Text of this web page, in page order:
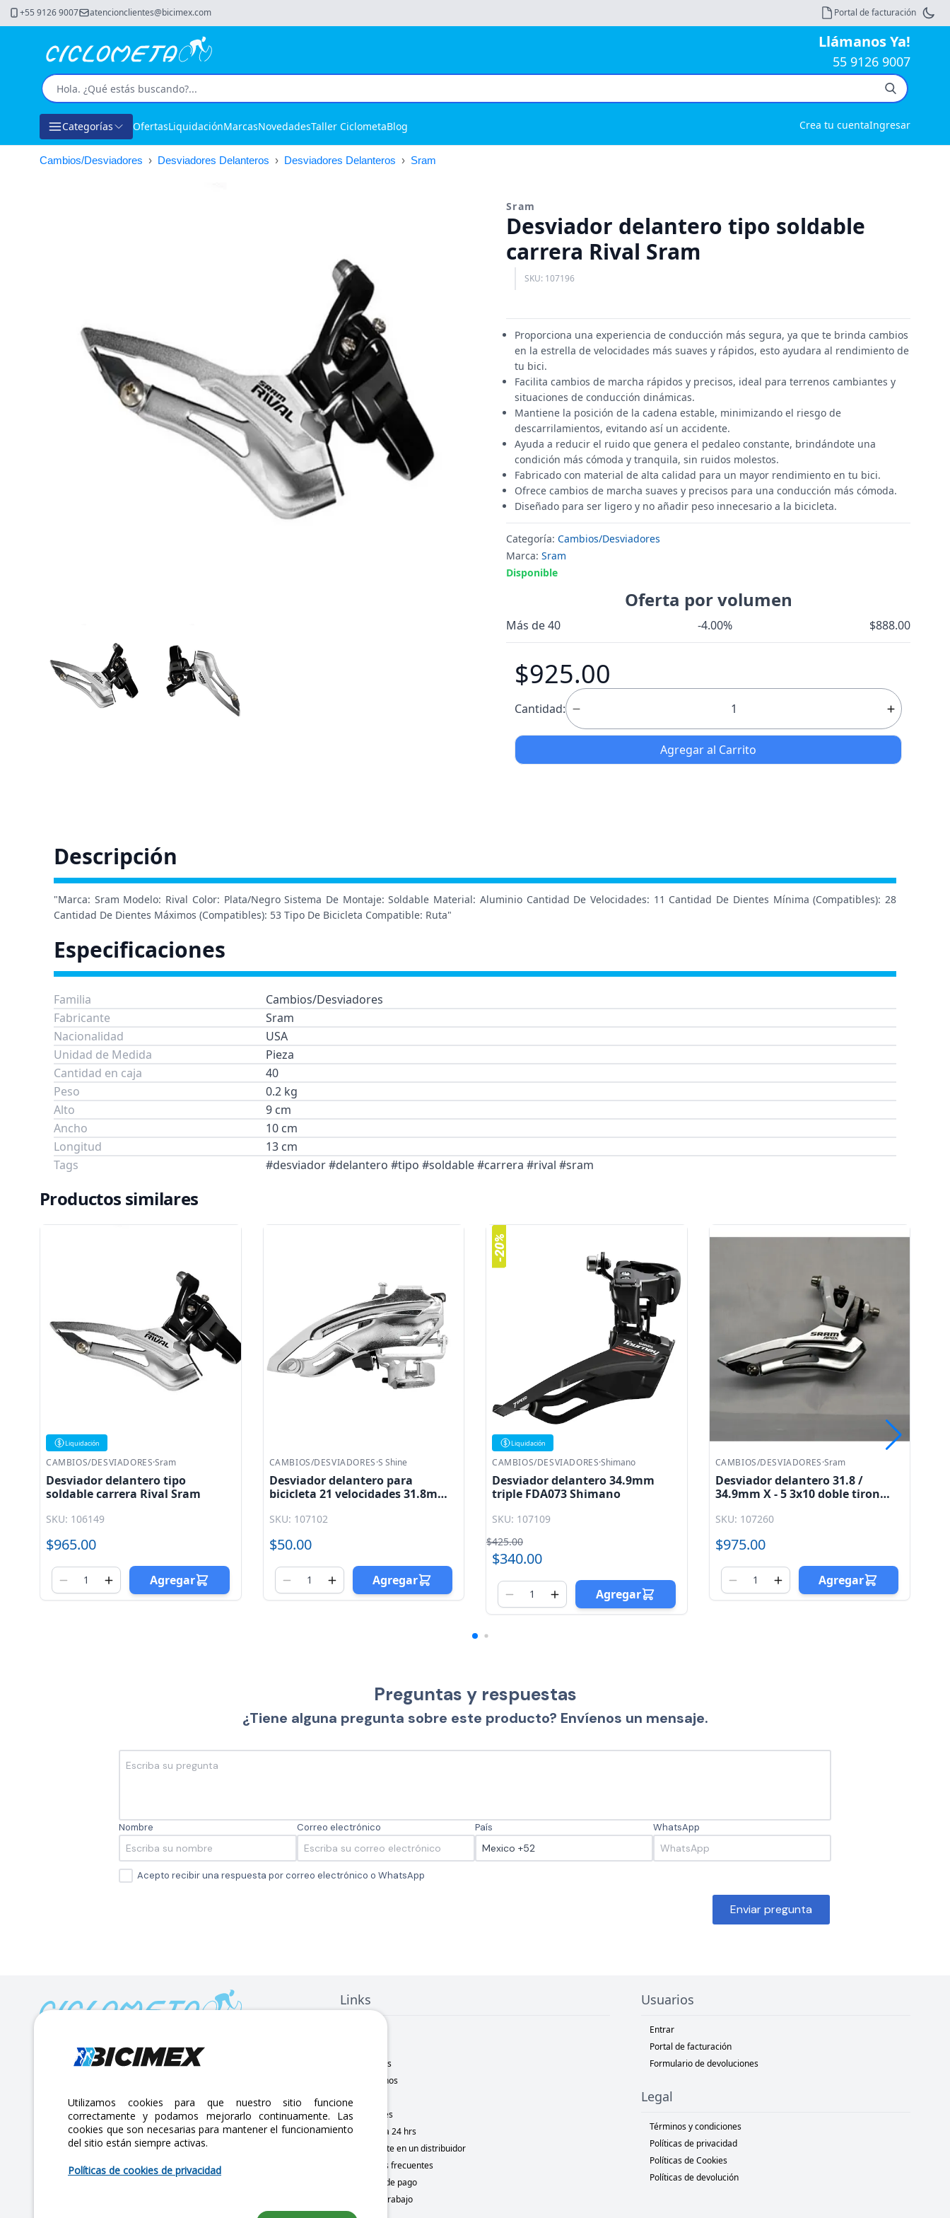
+55 9126 9007 atencionclientes@bicimex.com Portal de facturación
Llámanos Ya!
55 9126 9007
Categorías OfertasLiquidaciónMarcasNovedadesTaller CiclometaBlog Crea tu cuentaIngresar
Cambios/Desviadores › Desviadores Delanteros › Desviadores Delanteros › Sram
Sram
Desviador delantero tipo soldable
carrera Rival Sram
SKU: 107196
Proporciona una experiencia de conducción más segura, ya que te brinda cambios
en la estrella de velocidades más suaves y rápidos, esto ayudara al rendimiento de
tu bici.
Facilita cambios de marcha rápidos y precisos, ideal para terrenos cambiantes y
situaciones de conducción dinámicas.
Mantiene la posición de la cadena estable, minimizando el riesgo de
descarrilamientos, evitando así un accidente.
Ayuda a reducir el ruido que genera el pedaleo constante, brindándote una
condición más cómoda y tranquila, sin ruidos molestos.
Fabricado con material de alta calidad para un mayor rendimiento en tu bici.
Ofrece cambios de marcha suaves y precisos para una conducción más cómoda.
Diseñado para ser ligero y no añadir peso innecesario a la bicicleta.
Categoría: Cambios/Desviadores
Marca: Sram
Disponible
Oferta por volumen
Más de 40 -4.00% $888.00
$925.00
Cantidad:
Agregar al Carrito
Descripción
"Marca: Sram Modelo: Rival Color: Plata/Negro Sistema De Montaje: Soldable Material: Aluminio Cantidad De Velocidades: 11 Cantidad De Dientes Mínima (Compatibles): 28
Cantidad De Dientes Máximos (Compatibles): 53 Tipo De Bicicleta Compatible: Ruta"
Especificaciones
Familia
Cambios/Desviadores
Fabricante
Sram
Nacionalidad
USA
Unidad de Medida
Pieza
Cantidad en caja
40
Peso
0.2 kg
Alto
9 cm
Ancho
10 cm
Longitud
13 cm
Tags
#desviador #delantero #tipo #soldable #carrera #rival #sram
Productos similares
CAMBIOS/DESVIADORES·S Shine
Desviador delantero para
bicicleta 21 velocidades 31.8mm
SKU: 107102
$50.00
Agregar
CAMBIOS/DESVIADORES·Shimano
Desviador delantero 34.9mm
triple FDA073 Shimano
SKU: 107109
$425.00
Agregar
CAMBIOS/DESVIADORES·Sram
Desviador delantero 31.8 /
34.9mm X - 5 3x10 doble tiron
SKU: 107260
$975.00
Agregar
CAMBIOS/DESVIADORES·Shimano
Desviador delantero para
bicicleta Alivio 3x9V 34.9mm side
Shimano
SKU: 107536
Oferta por Volumen
Agregar
Preguntas y respuestas
¿Tiene alguna pregunta sobre este producto? Envíenos un mensaje.
Nombre Correo electrónico País WhatsApp
Acepto recibir una respuesta por correo electrónico o WhatsApp
Enviar pregunta
Calle Lago Müritz No. 30 Col. Mariano Escobedo,
atencionclientes@bicimex.com
+ 55 9126 9007
Links
Sucursales
Contáctanos
Novedades
Motometa 24 hrs
Conviértete en un distribuidor
Preguntas frecuentes
Métodos de pago
Bolsa de trabajo
Usuarios
Entrar
Portal de facturación
Formulario de devoluciones
Legal
Términos y condiciones
Políticas de privacidad
Políticas de Cookies
Políticas de devolución
Utilizamos cookies para que nuestro sitio funcione
correctamente y podamos mejorarlo continuamente. Las
cookies que son necesarias para mantener el funcionamiento
del sitio están siempre activas.
Políticas de cookies de privacidad